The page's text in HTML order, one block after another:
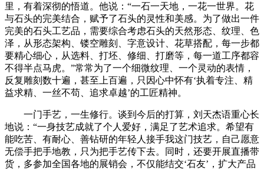
里，有着深彻的悟道。他说：“一石一天地，一花一世界。花
与石头的完美结合，赋予了石头的灵性和美感。为了做出一件
完美的石头工艺品，需要综合考虑石头的天然形态、纹理、色
泽，从形态架构、镂空雕刻、字意设计、花草搭配，每一步都
要精心细心，从选料、打坯、修细、打磨等，每一道工序都容
不得半点马虎。”常常为了一个细微纹理、一个灵动的表情，
反复雕刻数十遍，甚至上百遍，只因心中怀有‘执着专注、精
益求精、一丝不苟、追求卓越’的工匠精神。
一门手艺，一生修行。谈到今后的打算，刘天杰语重心长
地说：“一身技艺成就了个人爱好，满足了艺术追求。希望有
能吃苦、有耐心、善钻研的年轻人接手我这门技艺，自己愿意
无偿手把手地教，只为把手艺传下去。同时，还要开展直播带
货，多参加全国各地的展销会，不仅能结交‘石友’，扩大产品